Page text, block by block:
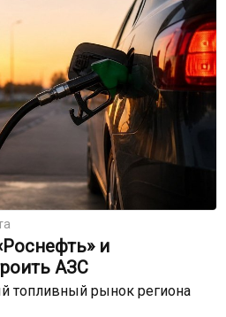
и
АЗС
топливный рынок региона